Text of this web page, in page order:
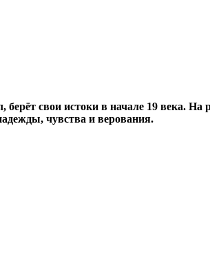
свои истоки в начале 19 века.
чувства и верования.